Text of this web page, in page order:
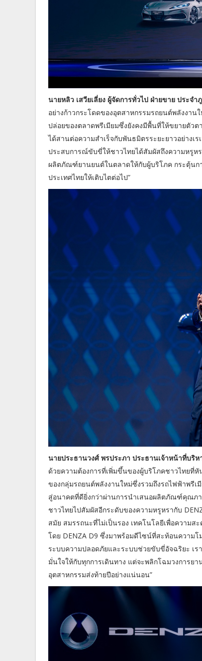
นายหลิว เสวียเลี่ยง ผู้จัดการทั่วไป ฝ่ายขาย ประจ
อย่างก้าวกระโดดของอุตสาหกรรมรถยนต์พลังงา
ปล่อยของตลาดพรีเมียมซึ่งยังคงมีพื้นที่ให้ขยายตัว
ได้สานต่อความสำเร็จกับพันธมิตรระยะยาวอย่างเ
ประสบการณ์ขับขี่ให้ชาวไทยได้สัมผัสถึงความหรูห
ผลิตภัณฑ์ยานยนต์ในตลาดให้กับผู้บริโภค กระตุ้นก
ประเทศไทยให้เติบไตต่อไป”
นายประธานวงศ์ พรประภา ประธานเจ้าหน้าที่บริห
ด้วยความต้องการที่เพิ่มขึ้นของผู้บริโภคชาวไทยที่
ของกลุ่มรถยนต์พลังงานใหม่ซึ่งรวมถึงรถไฟฟ้าพรีเ
สู่อนาคตที่ดียิ่งกว่าผ่านการนำเสนอผลิตภัณฑ์คุณภ
ชาวไทยไปสัมผัสอีกระดับของความหรูหรากับ
สมัย สมรรถนะที่ไม่เป็นรอง เทคโนโลยีเพื่อความ
โดย DENZA D9 ซึ่งมาพร้อมดีไซน์ที่สะท้อนความ
ระบบความปลอดภัยและระบบช่วยขับขี่อัจฉริยะ เร
มั่นใจให้กับทุกการเดินทาง แต่จะพลิกโฉมวงการย
อุตสาหกรรมส่งท้ายปีอย่างแน่นอน”